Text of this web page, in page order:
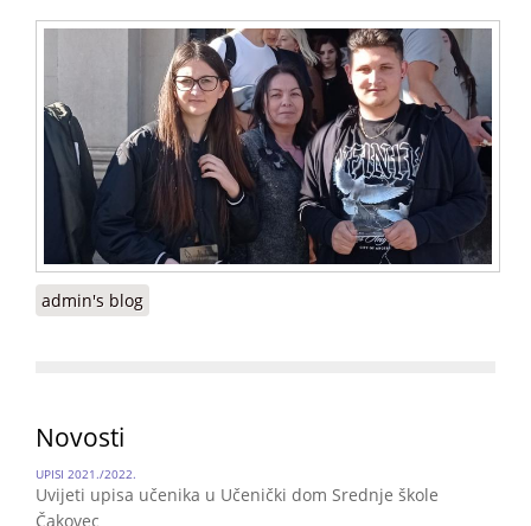
admin's blog
Novosti
UPISI 2021./2022.
Uvijeti upisa učenika u Učenički dom Srednje škole
Čakovec